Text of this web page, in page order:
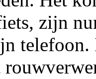
zijn